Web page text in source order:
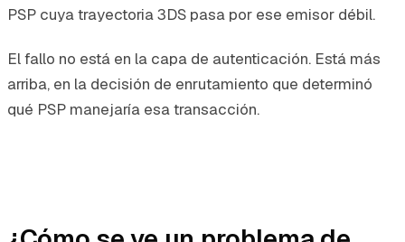
PSP cuya trayectoria 3DS pasa por ese emisor débil.
El fallo no está en la capa de autenticación. Está más
arriba, en la decisión de enrutamiento que determinó
qué PSP manejaría esa transacción.